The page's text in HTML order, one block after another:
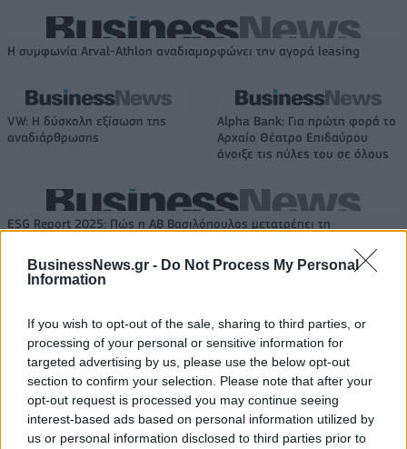
BusinessNews.gr - Do Not Process My Personal
Information
If you wish to opt-out of the sale, sharing to third parties, or
processing of your personal or sensitive information for
targeted advertising by us, please use the below opt-out
section to confirm your selection. Please note that after your
opt-out request is processed you may continue seeing
interest-based ads based on personal information utilized by
us or personal information disclosed to third parties prior to
Η συμφωνία Arval-Athlon αναδιαμορφώνει την αγορά leasing
VW: Η δύσκολη εξίσωση της
αναδιάρθρωσης
Alpha Bank: Για πρώτη φορά το
Αρχαίο Θέατρο Επιδαύρου
άνοιξε τις πύλες του σε όλους
ESG Report 2025: Πώς η ΑΒ Βασιλόπουλος μετατρέπει τη
ΠΕΡΙΣΣΌΤΕΡΑ ΣΕ ΑΥΤΉ ΤΗΝ ΚΑΤΗΓΟΡΊΑ